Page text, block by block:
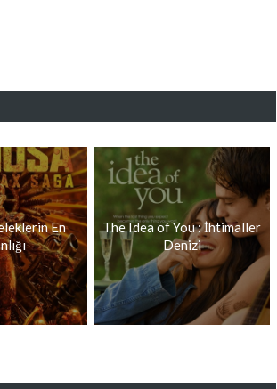
En
The Idea of You : İhtimaller
Denizi